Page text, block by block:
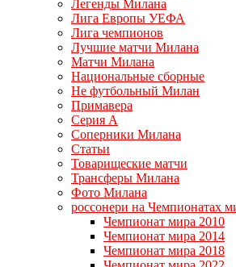
Легенды Милана
Лига Европы УЕФА
Лига чемпионов
Лучшие матчи Милана
Матчи Милана
Национальные сборные
Не футбольный Милан
Примавера
Серия А
Соперники Милана
Статьи
Товарищеские матчи
Трансферы Милана
Фото Милана
россонери на Чемпионатах
Чемпионат мира 2010
Чемпионат мира 2014
Чемпионат мира 2018